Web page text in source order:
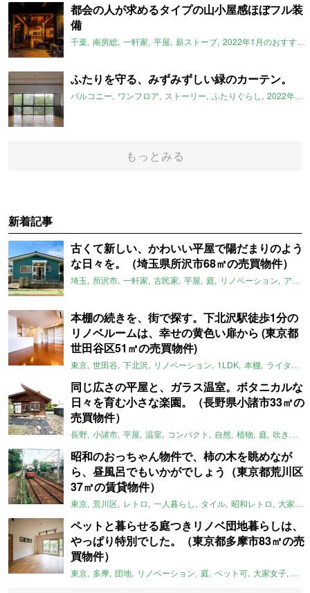
都会の人が求めるタイプの山小屋感ほぼフル装
備
千葉 南房総 一軒家 平屋 薪ストーブ 2022年1月のおすすめ
ふたりを守る、みずみずしい緑のカーテン。
バルコニー ワンフロア ストーリー ふたりぐらし 2022年1月のおすすめ
もっとみる
新着記事
古くて新しい、かわいい平屋で陽だまりのよう
な日々を。（埼玉県所沢市68㎡の売買物件）
埼玉 所沢市 一軒家 古民家 平屋 庭 リノベーション アメリカンハウス
本棚の続きを、街で探す。下北沢駅徒歩1分の
リノベルームは、幸せの黄色い扉から (東京都
世田谷区51㎡の売買物件)
東京 世田谷 下北沢 リノベーション 1LDK 本棚 ライター：ほしりょうこ
同じ広さの平屋と、ガラス温室。ボタニカルな
日々を育む小さな楽園。（長野県小諸市33㎡の
売買物件）
長野 小諸市 平屋 温室 コンパクト 自然 植物 庭 吹き抜け
昭和のおっちゃん物件で、柿の木を眺めなが
ら、昼風呂でもいかがでしょう（東京都荒川区
37㎡の賃貸物件）
東京 荒川区 レトロ 一人暮らし タイル 昭和レトロ 大家女子
ペットと暮らせる庭つきリノベ団地暮らしは、
やっぱり特別でした。（東京都多摩市83㎡の売
買物件）
東京 多摩 団地 リノベーション 庭 ペット可 大家女子 団